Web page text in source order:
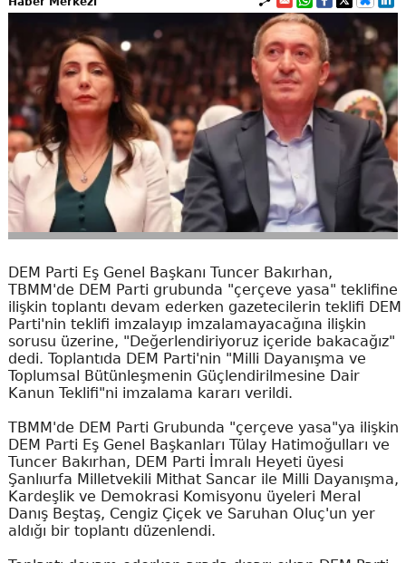
DEM Parti Eş Genel Başkanı Tuncer Bakırhan,
TBMM'de DEM Parti grubunda "çerçeve yasa" teklifine
ilişkin toplantı devam ederken gazetecilerin teklifi DEM
Parti'nin teklifi imzalayıp imzalamayacağına ilişkin
sorusu üzerine, "Değerlendiriyoruz içeride bakacağız"
dedi. Toplantıda DEM Parti'nin "Milli Dayanışma ve
Toplumsal Bütünleşmenin Güçlendirilmesine Dair
Kanun Teklifi"ni imzalama kararı verildi.
TBMM'de DEM Parti Grubunda "çerçeve yasa"ya ilişkin
DEM Parti Eş Genel Başkanları Tülay Hatimoğulları ve
Tuncer Bakırhan, DEM Parti İmralı Heyeti üyesi
Şanlıurfa Milletvekili Mithat Sancar ile Milli Dayanışma,
Kardeşlik ve Demokrasi Komisyonu üyeleri Meral
Danış Beştaş, Cengiz Çiçek ve Saruhan Oluç'un yer
aldığı bir toplantı düzenlendi.